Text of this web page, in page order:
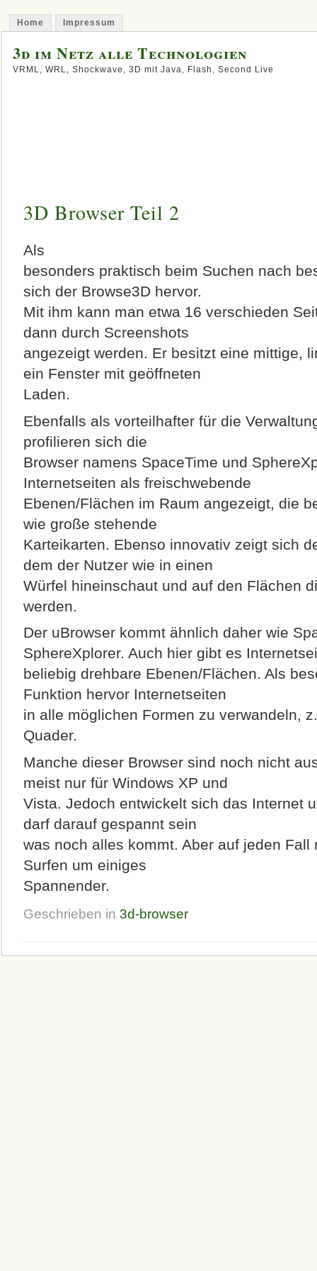
Home Impressum
3d im Netz alle Technologien
VRML, WRL, Shockwave, 3D mit Java, Flash, Second Live
3D Browser Teil 2
Als
besonders praktisch beim Suchen nach
sich der Browse3D hervor.
Mit ihm kann man etwa 16 verschieden
dann durch Screenshots
angezeigt werden. Er besitzt eine mittige,
ein Fenster mit geöffneten
Laden.
Ebenfalls als vorteilhafter für die
profilieren sich die
Browser namens SpaceTime und
Internetseiten als freischwebende
Ebenen/Flächen im Raum angezeigt, die
wie große stehende
Karteikarten. Ebenso innovativ zeigt sich
dem der Nutzer wie in einen
Würfel hineinschaut und auf den Flächen
werden.
Der uBrowser kommt ähnlich daher wie
SphereXplorer. Auch hier gibt es
beliebig drehbare Ebenen/Flächen. Als
Funktion hervor Internetseiten
in alle möglichen Formen zu verwandeln,
Quader.
Manche dieser Browser sind noch nicht
meist nur für Windows XP und
Vista. Jedoch entwickelt sich das Internet
darf darauf gespannt sein
was noch alles kommt. Aber auf jeden Fall
Surfen um einiges
Spannender.
Geschrieben in 3d-browser